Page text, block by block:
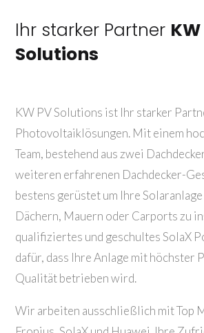
Ihr starker Partner
Solutions
KW PV Solutions ist Ihr starker
Photovoltaiklösungen. Mit einem
Team, bestehend aus zwei
weiteren erfahrenen Dachdecker-
bestens gerüstet um Ihre
Dächern, Mauern oder Carports zu
qualifiziertes und geschultes SolaX
dafür, dass Ihre Anlage mit höchster
Qualität betrieben wird.
Wir arbeiten ausschließlich mit Top